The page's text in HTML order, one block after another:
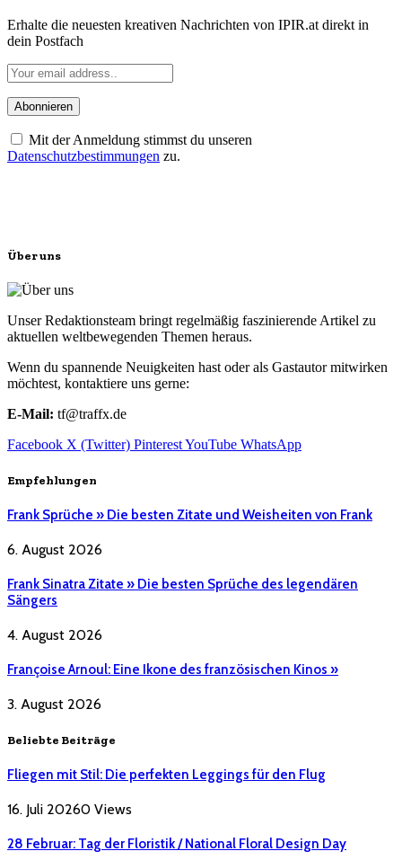
Erhalte die neuesten kreativen Nachrichten von IPIR.at direkt in
dein Postfach
Mit der Anmeldung stimmst du unseren
Datenschutzbestimmungen zu.
Über uns
Unser Redaktionsteam bringt regelmäßig faszinierende Artikel zu
aktuellen weltbewegenden Themen heraus.
Wenn du spannende Neuigkeiten hast oder als Gastautor mitwirken
möchtest, kontaktiere uns gerne:
E-Mail: tf@traffx.de
Facebook X (Twitter) PinterestYouTube WhatsApp
Empfehlungen
Frank Sprüche » Die besten Zitate und Weisheiten von Frank
6. August 2026
Frank Sinatra Zitate » Die besten Sprüche des legendären
Sängers
4. August 2026
Françoise Arnoul: Eine Ikone des französischen Kinos »
3. August 2026
Beliebte Beiträge
Fliegen mit Stil: Die perfekten Leggings für den Flug
16. Juli 20260 Views
28 Februar: Tag der Floristik / National Floral Design Day